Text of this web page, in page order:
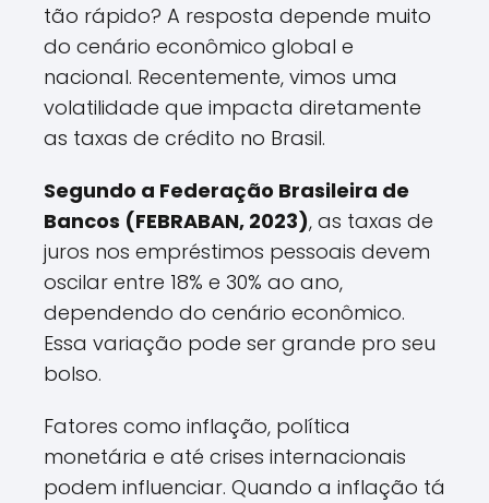
tão rápido? A resposta depende muito
do cenário econômico global e
nacional. Recentemente, vimos uma
volatilidade que impacta diretamente
as taxas de crédito no Brasil.
Segundo a Federação Brasileira de
Bancos (FEBRABAN, 2023), as taxas de
juros nos empréstimos pessoais devem
oscilar entre 18% e 30% ao ano,
dependendo do cenário econômico.
Essa variação pode ser grande pro seu
bolso.
Fatores como inflação, política
monetária e até crises internacionais
podem influenciar. Quando a inflação tá